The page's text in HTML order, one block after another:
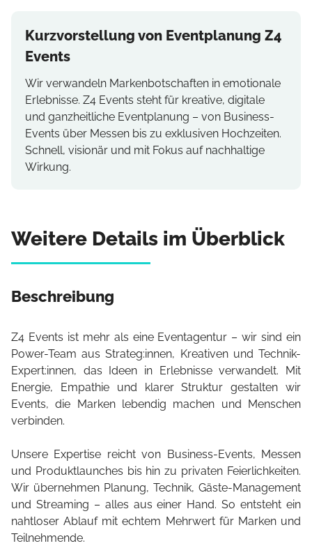
Kurzvorstellung von Eventplanung Z4
Events
Wir verwandeln Markenbotschaften in emotionale
Erlebnisse. Z4 Events steht für kreative, digitale
und ganzheitliche Eventplanung – von Business-
Events über Messen bis zu exklusiven Hochzeiten.
Schnell, visionär und mit Fokus auf nachhaltige
Wirkung.
Weitere Details im Überblick
Beschreibung
Z4 Events ist mehr als eine Eventagentur – wir sind ein
Power-Team aus Strateg:innen, Kreativen und Technik-
Expert:innen, das Ideen in Erlebnisse verwandelt. Mit
Energie, Empathie und klarer Struktur gestalten wir
Events, die Marken lebendig machen und Menschen
verbinden.
Unsere Expertise reicht von Business-Events, Messen
und Produktlaunches bis hin zu privaten Feierlichkeiten.
Wir übernehmen Planung, Technik, Gäste-Management
und Streaming – alles aus einer Hand. So entsteht ein
nahtloser Ablauf mit echtem Mehrwert für Marken und
Teilnehmende.